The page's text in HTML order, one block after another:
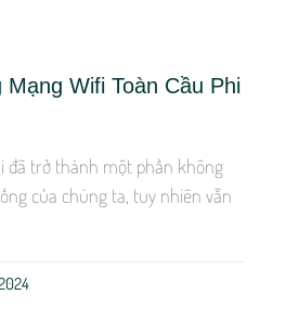
Wifi Toàn Cầu Phi
đã trở thành một phần không
của chúng ta, tuy nhiên vẫn